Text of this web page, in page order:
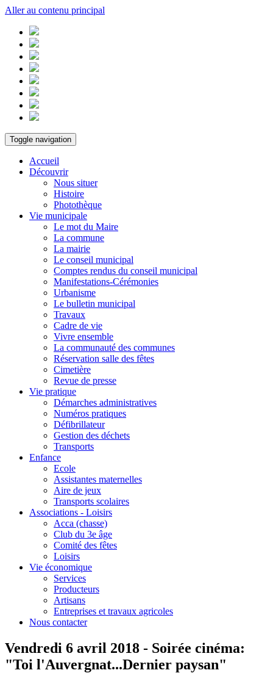
Aller au contenu principal
Toggle navigation
Accueil
Découvrir
Nous situer
Histoire
Photothèque
Vie municipale
Le mot du Maire
La commune
La mairie
Le conseil municipal
Comptes rendus du conseil municipal
Manifestations-Cérémonies
Urbanisme
Le bulletin municipal
Travaux
Cadre de vie
Vivre ensemble
La communauté des communes
Réservation salle des fêtes
Cimetière
Revue de presse
Vie pratique
Démarches administratives
Numéros pratiques
Défibrillateur
Gestion des déchets
Transports
Enfance
Ecole
Assistantes maternelles
Aire de jeux
Transports scolaires
Associations - Loisirs
Acca (chasse)
Club du 3e âge
Comité des fêtes
Loisirs
Vie économique
Services
Producteurs
Artisans
Entreprises et travaux agricoles
Nous contacter
Vendredi 6 avril 2018 - Soirée cinéma:
"Toi l'Auvergnat...Dernier paysan"